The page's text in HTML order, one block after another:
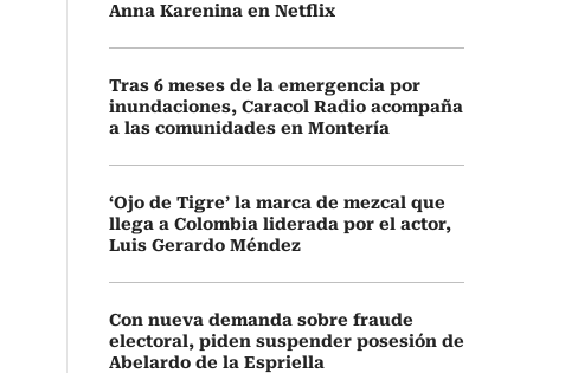
Anna Karenina en Netflix
Tras 6 meses de la emergencia por
inundaciones, Caracol Radio acompaña
a las comunidades en Montería
‘Ojo de Tigre’ la marca de mezcal que
llega a Colombia liderada por el actor,
Luis Gerardo Méndez
Con nueva demanda sobre fraude
electoral, piden suspender posesión de
Abelardo de la Espriella